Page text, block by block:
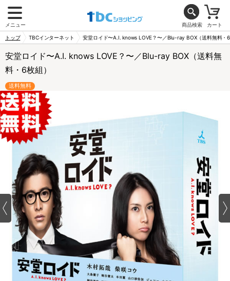
メニュー 商品検索 カート
トップ TBCインターネット 安堂ロイド〜A.I. knows LOVE？〜／Blu-ray BOX（送料無料・
安堂ロイド〜A.I. knows LOVE？〜／Blu-ray BOX（送料無
料・6枚組）
送料無料